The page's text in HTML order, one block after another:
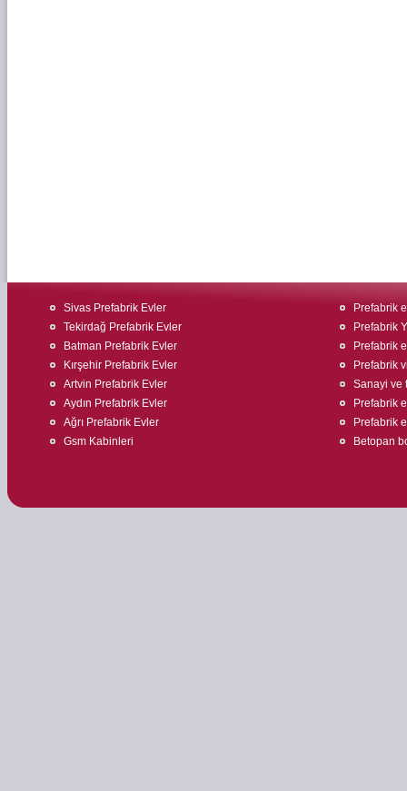
Sivas Prefabrik Evler
Tekirdağ Prefabrik Evler
Batman Prefabrik Evler
Kırşehir Prefabrik Evler
Artvin Prefabrik Evler
Aydın Prefabrik Evler
Ağrı Prefabrik Evler
Gsm Kabinleri
Prefabrik
Prefabrik
Prefabrik
Prefabrik
Sanayi ve
Prefabrik
Prefabrik
Betopan